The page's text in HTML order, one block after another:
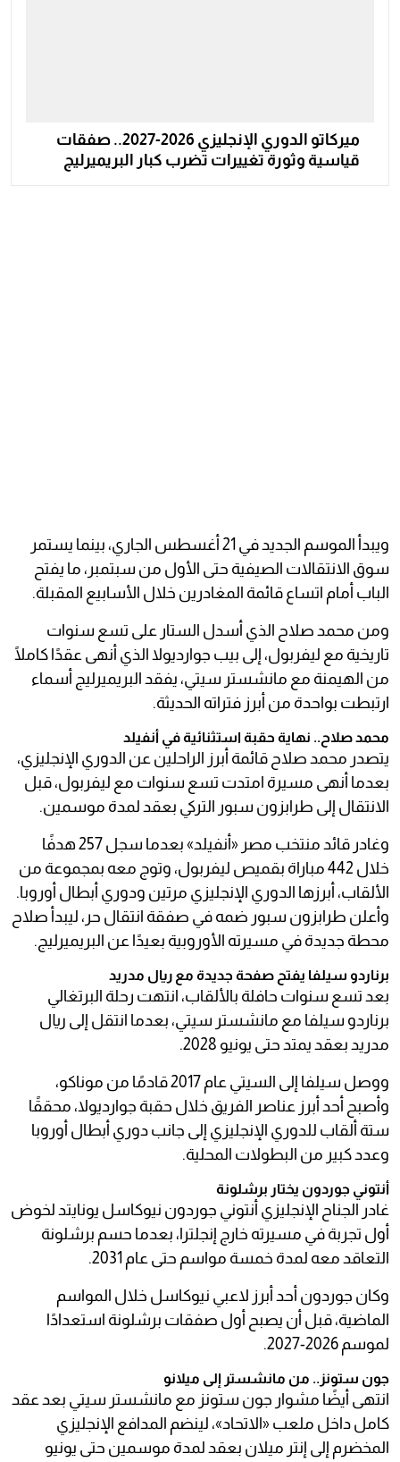
ميركاتو الدوري الإنجليزي 2026-2027.. صفقات
قياسية وثورة تغييرات تضرب كبار البريميرليج
ويبدأ الموسم الجديد في 21 أغسطس الجاري، بينما يستمر
سوق الانتقالات الصيفية حتى الأول من سبتمبر، ما يفتح
الباب أمام اتساع قائمة المغادرين خلال الأسابيع المقبلة.
ومن محمد صلاح الذي أسدل الستار على تسع سنوات
تاريخية مع ليفربول، إلى بيب جوارديولا الذي أنهى عقدًا كاملًا
من الهيمنة مع مانشستر سيتي، يفقد البريميرليج أسماء
ارتبطت بواحدة من أبرز فتراته الحديثة.
محمد صلاح.. نهاية حقبة استثنائية في أنفيلد
يتصدر محمد صلاح قائمة أبرز الراحلين عن الدوري الإنجليزي،
بعدما أنهى مسيرة امتدت تسع سنوات مع ليفربول، قبل
الانتقال إلى طرابزون سبور التركي بعقد لمدة موسمين.
وغادر قائد منتخب مصر «أنفيلد» بعدما سجل 257 هدفًا
خلال 442 مباراة بقميص ليفربول، وتوج معه بمجموعة من
الألقاب، أبرزها الدوري الإنجليزي مرتين ودوري أبطال أوروبا.
وأعلن طرابزون سبور ضمه في صفقة انتقال حر، ليبدأ صلاح
محطة جديدة في مسيرته الأوروبية بعيدًا عن البريميرليج.
برناردو سيلفا يفتح صفحة جديدة مع ريال مدريد
بعد تسع سنوات حافلة بالألقاب، انتهت رحلة البرتغالي
برناردو سيلفا مع مانشستر سيتي، بعدما انتقل إلى ريال
مدريد بعقد يمتد حتى يونيو 2028.
ووصل سيلفا إلى السيتي عام 2017 قادمًا من موناكو،
وأصبح أحد أبرز عناصر الفريق خلال حقبة جوارديولا، محققًا
ستة ألقاب للدوري الإنجليزي إلى جانب دوري أبطال أوروبا
وعدد كبير من البطولات المحلية.
أنتوني جوردون يختار برشلونة
غادر الجناح الإنجليزي أنتوني جوردون نيوكاسل يونايتد لخوض
أول تجربة في مسيرته خارج إنجلترا، بعدما حسم برشلونة
التعاقد معه لمدة خمسة مواسم حتى عام 2031.
وكان جوردون أحد أبرز لاعبي نيوكاسل خلال المواسم
الماضية، قبل أن يصبح أول صفقات برشلونة استعدادًا
لموسم 2026-2027.
جون ستونز.. من مانشستر إلى ميلانو
انتهى أيضًا مشوار جون ستونز مع مانشستر سيتي بعد عقد
كامل داخل ملعب «الاتحاد»، لينضم المدافع الإنجليزي
المخضرم إلى إنتر ميلان بعقد لمدة موسمين حتى يونيو